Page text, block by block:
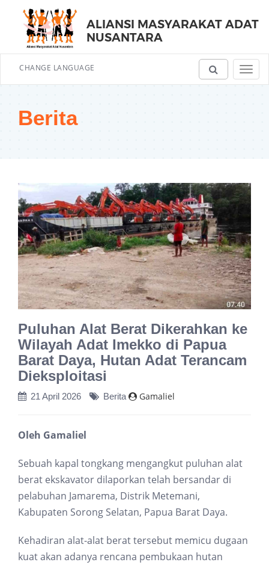
ALIANSI MASYARAKAT ADAT
NUSANTARA
CHANGE LANGUAGE
Berita
Puluhan Alat Berat Dikerahkan ke
Wilayah Adat Imekko di Papua
Barat Daya, Hutan Adat Terancam
Dieksploitasi
21 April 2026 Berita Gamaliel
Oleh Gamaliel
Sebuah kapal tongkang mengangkut puluhan alat
berat ekskavator dilaporkan telah bersandar di
pelabuhan Jamarema, Distrik Metemani,
Kabupaten Sorong Selatan, Papua Barat Daya.
Kehadiran alat-alat berat tersebut memicu dugaan
kuat akan adanya rencana pembukaan hutan